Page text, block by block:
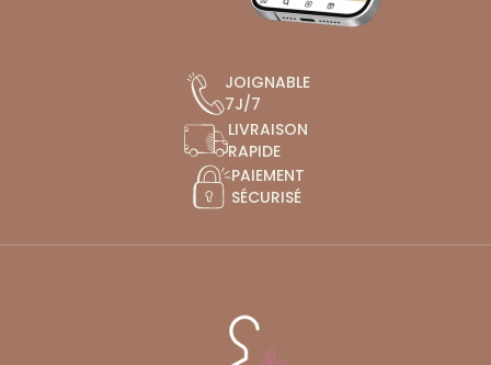
JOIGNABLE
7J/7
LIVRAISON
RAPIDE
PAIEMENT
SÉCURISÉ